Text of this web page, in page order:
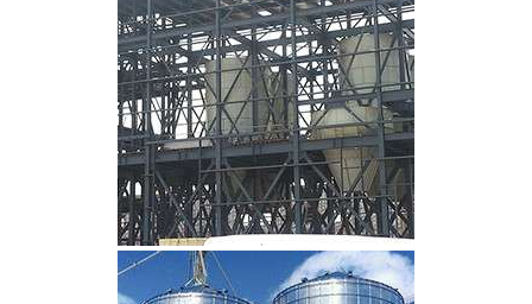
CLIQUEZ POUR AGRANDIR